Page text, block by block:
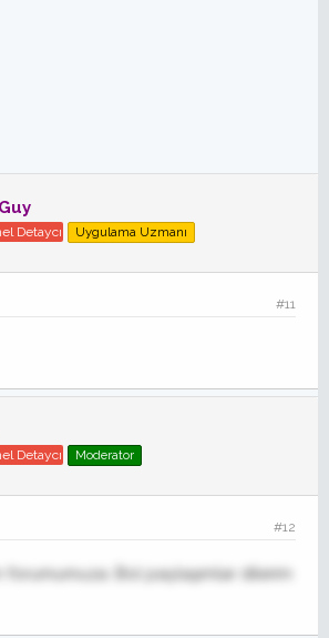
Detaycı Uygulama Uzmanı
#11
Detaycı Moderator
#12
forumumuza. Bol paylaşımlar dilerim